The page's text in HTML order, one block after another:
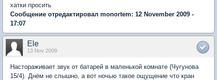
хатки просить
Сообщение отредактировал monortem: 12 November 2009 -
17:07
Ele
13 Nov 2009
Настораживает звук от батарей в маленькой комнате (Чугунова
15/4). Днём не слышно, а вот ночью такое ощущение что кран